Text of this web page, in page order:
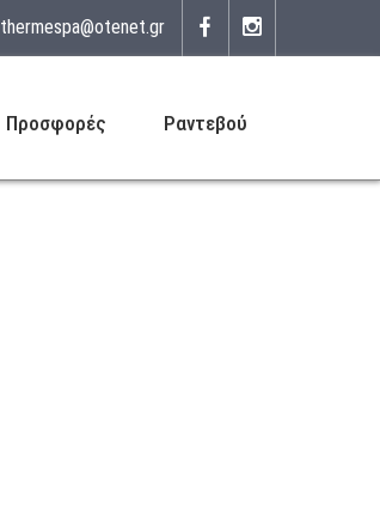
thermespa@otenet.gr
Προσφορές Ραντεβού